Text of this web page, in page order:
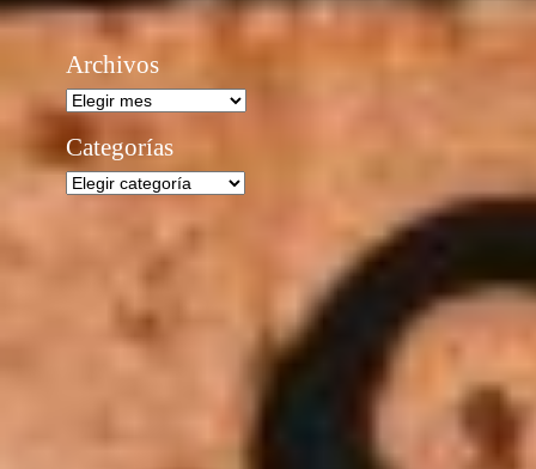
Archivos
Archivos
Categorías
Categorías